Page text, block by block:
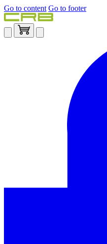
Go to content Go to footer